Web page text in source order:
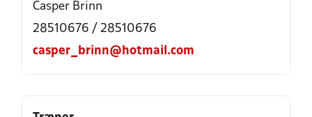
Casper Brinn
28510676 / 28510676
casper_brinn@hotmail.com